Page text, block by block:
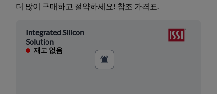
더 많이 구매하고 절약하세요! 참조 가격표.
Integrated Silicon
Solution
재고 없음